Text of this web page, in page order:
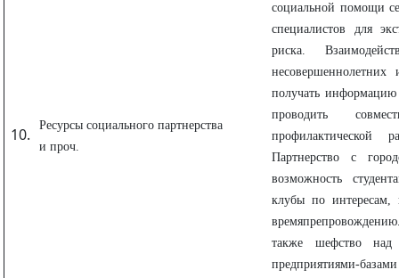
Ресурсы социального партнерства
и проч.
социальной помощи
специалистов для
риска.
получать
проводить
профилактической
Партнерство с
возможность
клубы по интересам,
также шефство над
предприятиями-